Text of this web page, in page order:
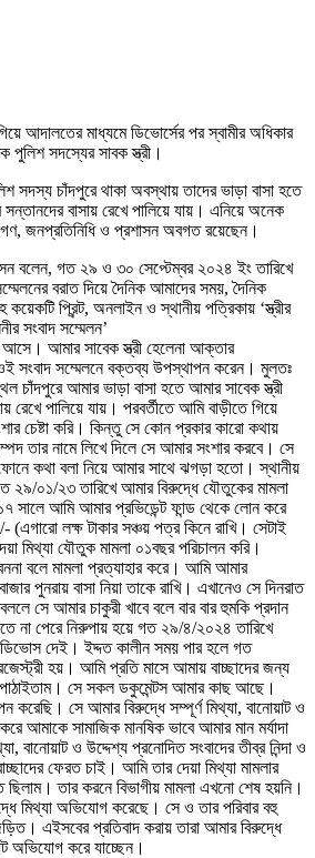
আদালতের মাধ্যমে ডিভোর্সের পর স্বামীর অধিকার
পুলিশ সদস্যের সাবক স্ত্রী।
সদস্য চাঁদপুরে থাকা অবস্থায় তাদের ভাড়া বাসা হতে
সন্তানদের বাসায় রেখে পালিয়ে যায়। এনিয়ে অনেক
জনপ্রতিনিধি ও প্রশাসন অবগত রয়েছেন।
বলেন, গত ২৯ ও ৩০ সেপ্টেম্বর ২০২৪ ইং তারিখে
বরাত দিয়ে দৈনিক আমাদের সময়, দৈনিক
প্রিন্ট, অনলাইন ও স্থানীয় পত্রিকায় ‘স্ত্রীর
সংবাদ সম্মেলন’
আসে। আমার সাবেক স্ত্রী হেলেনা আক্তার
ওই সংবাদ সম্মেলনে বক্তব্য উপস্থাপন করেন। মুলতঃ
চাঁদপুরে আমার ভাড়া বাসা হতে আমার সাবেক স্ত্রী
রেখে পালিয়ে যায়। পরবর্তীতে আমি বাড়ীতে গিয়ে
চেষ্টা করি। কিন্তু সে কোন প্রকার কারো কথায়
তার নামে লিখে দিলে সে আমার সংশার করবে। সে
কথা বলা নিয়ে আমার সাথে ঝগড়া হতো। স্থানীয়
২৯/০১/২৩ তারিখে আমার বিরুদ্ধে যৌতুকের মামলা
আমি আমার প্রভিডেন্ট ফান্ড থেকে লোন করে
(এগারো লক্ষ টাকার সঞ্চয় পত্র কিনে রাখি। সেটাই
মিথ্যা যৌতুক মামলা ০১বছর পরিচালন করি।
বলে মামলা প্রত্যাহার করে। আমি আমার
পুনরায় বাসা নিয়া তাকে রাখি। এখানেও সে দিনরাত
সে আমার চাকুরী খাবে বলে বার বার হুমকি প্রদান
না পেরে নিরুপায় হয়ে গত ২৯/৪/২০২৪ তারিখে
দেই। ইদ্দত কালীন সময় পার হলে গত
হয়। আমি প্রতি মাসে আমায় বাচ্ছাদের জন্য
পাঠাইতাম। সে সকল ডকুমেন্টস আমার কাছ আছে।
সে আমার বিরুদ্ধে সম্পূর্ণ মিথ্যা, বানোয়াট ও
আমাকে সামাজিক মানষিক ভাবে আমার মান মর্যাদা
ও উদ্দেশ্য প্রনোদিত সংবাদের তীব্র নিন্দা ও
ফেরত চাই। আমি তার দেয়া মিথ্যা মামলার
তার করনে বিভাগীয় মামলা এখনো শেষ হয়নি।
মিথ্যা অভিযোগ করেছে। সে ও তার পরিবার বহু
এইসবের প্রতিবাদ করায় তারা আমার বিরুদ্ধে
অভিযোগ করে যাচ্ছেন।